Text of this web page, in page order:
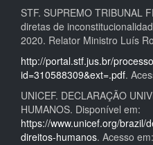
STF. SUPREMO TRIBUNAL
diretas de
2020. Relator Ministro Luís
http://portal.stf.jus.br/
id=310588309&ext=.pdf.
UNICEF. DECLARAÇÃO
HUMANOS. Disponível em:
https://www.unicef.org/brazil/
direitos-humanos. Acesso